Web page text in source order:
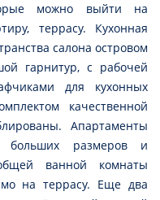
можно выйти на
террасу. Кухонная
салона островом
гарнитур, с рабочей
для кухонных
качественной
Апартаменты
размеров и
ванной комнаты
на террасу. Еще два